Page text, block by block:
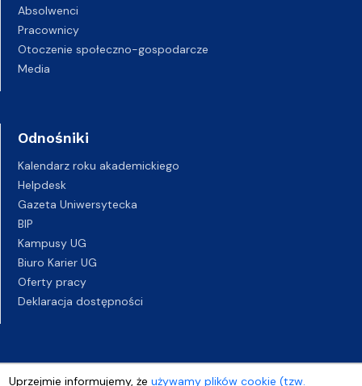
Uprzejmie informujemy, żeużywamy plików cookie (tzw.
Absolwenci
Pracownicy
Otoczenie społeczno-gospodarcze
Media
Odnośniki
Kalendarz roku akademickiego
Helpdesk
Gazeta Uniwersytecka
BIP
Kampusy UG
Biuro Karier UG
Oferty pracy
Deklaracja dostępności